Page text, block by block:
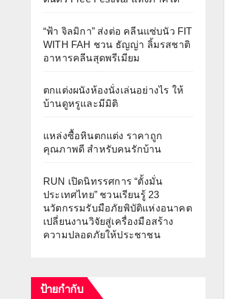
“ฟ้า จิลมิกา” ส่งต่อ คลีนแซ่บนัว FIT
WITH FAH ชวน ธัญญ่า ลิ้มรสชาติ
อาหารคลีนสุดพรีเมียม
ตกแต่งผนังห้องนั่งเล่นอย่างไร ให้
บ้านดูหรูและมีมิติ
แหล่งซื้อหินตกแต่ง ราคาถูก
คุณภาพดี สำหรับคนรักบ้าน
RUN เปิดนิทรรศการ “ตั้งมั่น
ประเทศไทย” ชวนเรียนรู้ 23
นวัตกรรมรับมือภัยพิบัติแห่งอนาคต
เปลี่ยนงานวิจัยสู่เครื่องมือสร้าง
ความปลอดภัยให้ประชาชน
ป้ายกำกับ